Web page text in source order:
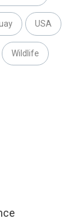
USA
Wildlife